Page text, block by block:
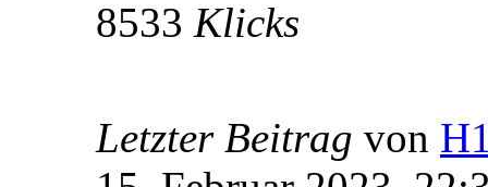
8533 Klicks
Letzter Beitrag von